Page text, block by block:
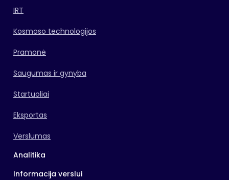
IRT
Kosmoso technologijos
Pramonė
Saugumas ir gynyba
Startuoliai
Eksportas
Verslumas
Analitika
Informacija verslui